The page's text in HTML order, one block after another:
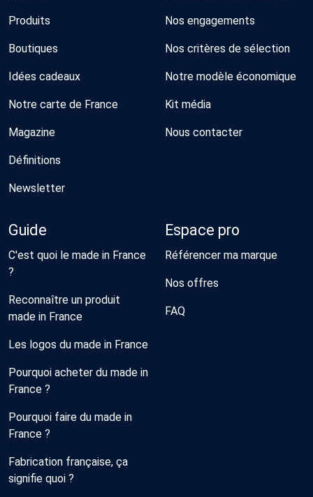
Produits
Boutiques
Idées cadeaux
Notre carte de France
Magazine
Définitions
Newsletter
Nos engagements
Nos critères de sélection
Notre modèle économique
Kit média
Nous contacter
Guide
C'est quoi le made in France
?
Reconnaître un produit
made in France
Les logos du made in France
Pourquoi acheter du made in
France ?
Pourquoi faire du made in
France ?
Fabrication française, ça
signifie quoi ?
Espace pro
Référencer ma marque
Nos offres
FAQ